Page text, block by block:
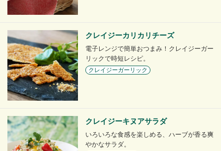
クレイジーカリカリチーズ
電子レンジで簡単おつまみ！クレイジーガー
リックで時短レシピ。
クレイジーガーリック
クレイジーキヌアサラダ
いろいろな食感を楽しめる、ハーブが香る爽
やかなサラダ。